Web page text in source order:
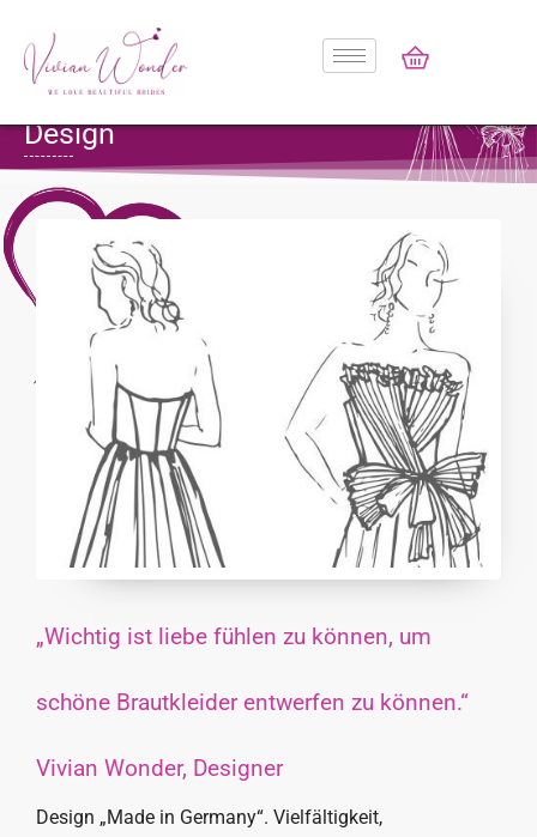
Design
Design
„Wichtig ist liebe fühlen zu können, um
schöne Brautkleider entwerfen zu können.“
Vivian Wonder, Designer
Design „Made in Germany“. Vielfältigkeit,